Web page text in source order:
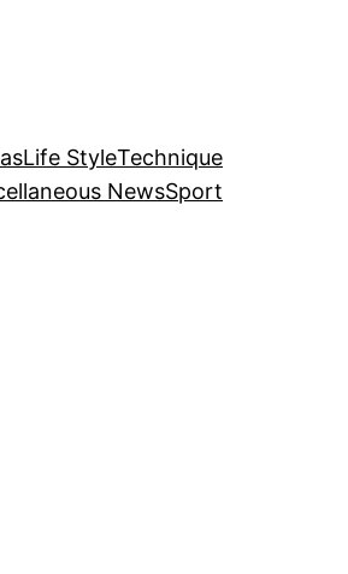
Life StyleTechnique
NewsSport